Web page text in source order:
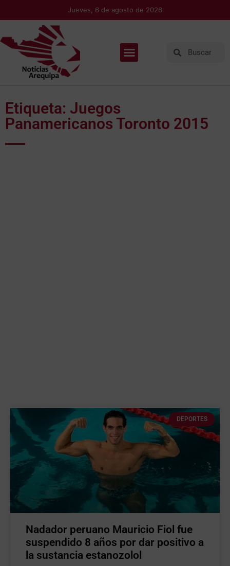
Jueves, 6 de agosto de 2026
Etiqueta: Juegos
Panamericanos Toronto 2015
DEPORTES
Nadador peruano Mauricio Fiol fue
suspendido 8 años por dar positivo a
la sustancia estanozolol